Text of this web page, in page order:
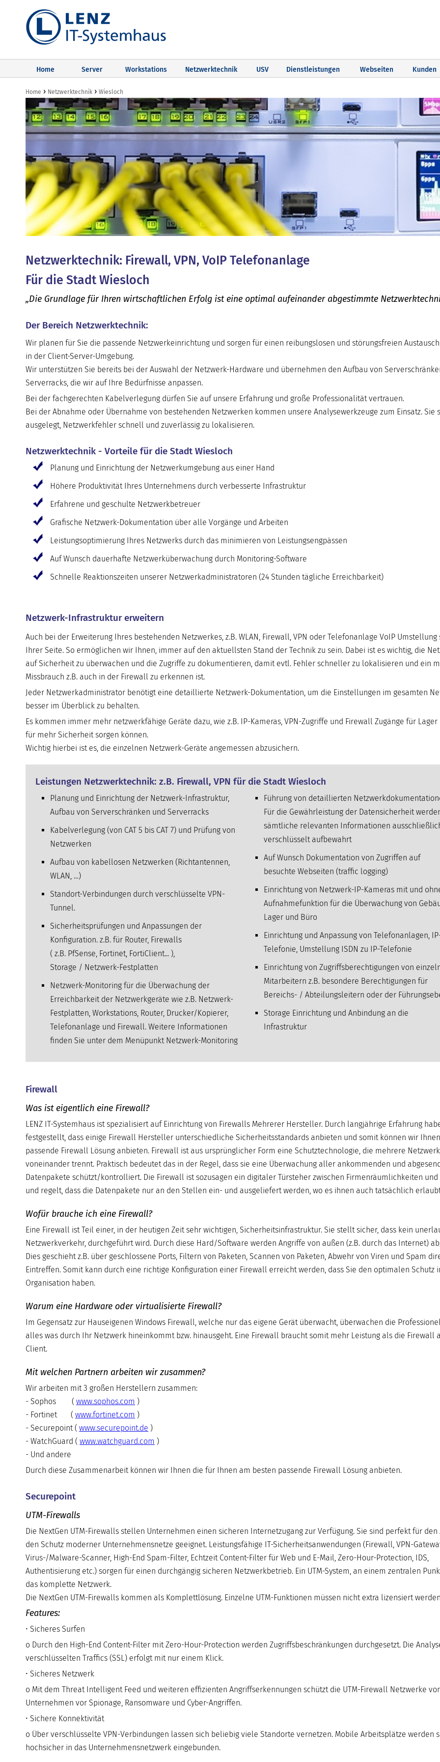
Home Server Workstations Netzwerktechnik USV Dienstleistungen Webseiten Kunden
Home › Netzwerktechnik › Wiesloch
Netzwerktechnik: Firewall, VPN, VoIP Telefonanlage
Für die Stadt Wiesloch
„Die Grundlage für Ihren wirtschaftlichen Erfolg ist eine optimal aufeinander abgestimmte
Der Bereich Netzwerktechnik:
Wir planen für Sie die passende Netzwerkeinrichtung und sorgen für einen reibungslosen und störungsfreien
in der Client-Server-Umgebung.
Wir unterstützen Sie bereits bei der Auswahl der Netzwerk-Hardware und übernehmen den Aufbau von
Serverracks, die wir auf Ihre Bedürfnisse anpassen.
Bei der fachgerechten Kabelverlegung dürfen Sie auf unsere Erfahrung und große Professionalität vertrauen.
Bei der Abnahme oder Übernahme von bestehenden Netzwerken kommen unsere Analysewerkzeuge zum Einsatz. Sie
ausgelegt, Netzwerkfehler schnell und zuverlässig zu lokalisieren.
Netzwerktechnik - Vorteile für die Stadt Wiesloch
Planung und Einrichtung der Netzwerkumgebung aus einer Hand
Höhere Produktivität Ihres Unternehmens durch verbesserte Infrastruktur
Erfahrene und geschulte Netzwerkbetreuer
Grafische Netzwerk-Dokumentation über alle Vorgänge und Arbeiten
Leistungsoptimierung Ihres Netzwerks durch das minimieren von Leistungsengpässen
Auf Wunsch dauerhafte Netzwerküberwachung durch Monitoring-Software
Schnelle Reaktionszeiten unserer Netzwerkadministratoren (24 Stunden tägliche Erreichbarkeit)
Netzwerk-Infrastruktur erweitern
Auch bei der Erweiterung Ihres bestehenden Netzwerkes, z.B. WLAN, Firewall, VPN oder Telefonanlage VoIP Umstellung
Ihrer Seite. So ermöglichen wir Ihnen, immer auf den aktuellsten Stand der Technik zu sein. Dabei ist es wichtig, die
auf Sicherheit zu überwachen und die Zugriffe zu dokumentieren, damit evtl. Fehler schneller zu lokalisieren und ein
Missbrauch z.B. auch in der Firewall zu erkennen ist.
Jeder Netzwerkadministrator benötigt eine detaillierte Netzwerk-Dokumentation, um die Einstellungen im gesamten
besser im Überblick zu behalten.
Es kommen immer mehr netzwerkfähige Geräte dazu, wie z.B. IP-Kameras, VPN-Zugriffe und Firewall Zugänge für Lager
für mehr Sicherheit sorgen können.
Wichtig hierbei ist es, die einzelnen Netzwerk-Geräte angemessen abzusichern.
Leistungen Netzwerktechnik: z.B. Firewall, VPN für die Stadt Wiesloch
Planung und Einrichtung der Netzwerk-Infrastruktur,
Aufbau von Serverschränken und Serverracks
Kabelverlegung (von CAT 5 bis CAT 7) und Prüfung von
Netzwerken
Aufbau von kabellosen Netzwerken (Richtantennen,
WLAN, …)
Standort-Verbindungen durch verschlüsselte VPN-
Tunnel.
Sicherheitsprüfungen und Anpassungen der
Konfiguration. z.B. für Router, Firewalls
( z.B. PfSense, Fortinet, FortiClient... ),
Storage / Netzwerk-Festplatten
Netzwerk-Monitoring für die Überwachung der
Erreichbarkeit der Netzwerkgeräte wie z.B. Netzwerk-
Festplatten, Workstations, Router, Drucker/Kopierer,
Telefonanlage und Firewall. Weitere Informationen
finden Sie unter dem Menüpunkt Netzwerk-Monitoring
Führung von detaillierten
Für die Gewährleistung der Datensicherheit
sämtliche relevanten Informationen
verschlüsselt aufbewahrt
Auf Wunsch Dokumentation von Zugriffen auf
besuchte Webseiten (traffic logging)
Einrichtung von Netzwerk-IP-Kameras mit und
Aufnahmefunktion für die Überwachung von
Lager und Büro
Einrichtung und Anpassung von Telefonanlagen,
Telefonie, Umstellung ISDN zu IP-Telefonie
Einrichtung von Zugriffsberechtigungen von
Mitarbeitern z.B. besondere Berechtigungen für
Bereichs- / Abteilungsleitern oder der
Storage Einrichtung und Anbindung an die
Infrastruktur
Firewall
Was ist eigentlich eine Firewall?
LENZ IT-Systemhaus ist spezialisiert auf Einrichtung von Firewalls Mehrerer Hersteller. Durch langjährige Erfahrung
festgestellt, dass einige Firewall Hersteller unterschiedliche Sicherheitsstandards anbieten und somit können wir
passende Firewall Lösung anbieten. Firewall ist aus ursprünglicher Form eine Schutztechnologie, die mehrere
voneinander trennt. Praktisch bedeutet das in der Regel, dass sie eine Überwachung aller ankommenden und
Datenpakete schützt/kontrolliert. Die Firewall ist sozusagen ein digitaler Türsteher zwischen Firmenräumlichkeiten
und regelt, dass die Datenpakete nur an den Stellen ein- und ausgeliefert werden, wo es ihnen auch tatsächlich
Wofür brauche ich eine Firewall?
Eine Firewall ist Teil einer, in der heutigen Zeit sehr wichtigen, Sicherheitsinfrastruktur. Sie stellt sicher, dass kein
Netzwerkverkehr, durchgeführt wird. Durch diese Hard/Software werden Angriffe von außen (z.B. durch das Internet)
Dies geschieht z.B. über geschlossene Ports, Filtern von Paketen, Scannen von Paketen, Abwehr von Viren und Spam
Eintreffen. Somit kann durch eine richtige Konfiguration einer Firewall erreicht werden, dass Sie den optimalen Schutz
Organisation haben.
Warum eine Hardware oder virtualisierte Firewall?
Im Gegensatz zur Hauseigenen Windows Firewall, welche nur das eigene Gerät überwacht, überwachen die
alles was durch Ihr Netzwerk hineinkommt bzw. hinausgeht. Eine Firewall braucht somit mehr Leistung als die Firewall
Client.
Mit welchen Partnern arbeiten wir zusammen?
Wir arbeiten mit 3 großen Herstellern zusammen:
- Sophos ( www.sophos.com )
- Fortinet ( www.fortinet.com )
- Securepoint ( www.securepoint.de )
- WatchGuard ( www.watchguard.com )
- Und andere
Durch diese Zusammenarbeit können wir Ihnen die für Ihnen am besten passende Firewall Lösung anbieten.
Securepoint
UTM-Firewalls
Die NextGen UTM-Firewalls stellen Unternehmen einen sicheren Internetzugang zur Verfügung. Sie sind perfekt für den
den Schutz moderner Unternehmensnetze geeignet. Leistungsfähige IT-Sicherheitsanwendungen (Firewall, VPN-
Virus-/Malware-Scanner, High-End Spam-Filter, Echtzeit Content-Filter für Web und E-Mail, Zero-Hour-Protection, IDS,
Authentisierung etc.) sorgen für einen durchgängig sicheren Netzwerkbetrieb. Ein UTM-System, an einem zentralen
das komplette Netzwerk.
Die NextGen UTM-Firewalls kommen als Komplettlösung. Einzelne UTM-Funktionen müssen nicht extra lizensiert
Features:
• Sicheres Surfen
o Durch den High-End Content-Filter mit Zero-Hour-Protection werden Zugriffsbeschränkungen durchgesetzt. Die
verschlüsselten Traffics (SSL) erfolgt mit nur einem Klick.
• Sicheres Netzwerk
o Mit dem Threat Intelligent Feed und weiteren effizienten Angriffserkennungen schützt die UTM-Firewall Netzwerke
Unternehmen vor Spionage, Ransomware und Cyber-Angriffen.
• Sichere Konnektivität
o Über verschlüsselte VPN-Verbindungen lassen sich beliebig viele Standorte vernetzen. Mobile Arbeitsplätze werden
hochsicher in das Unternehmensnetzwerk eingebunden.